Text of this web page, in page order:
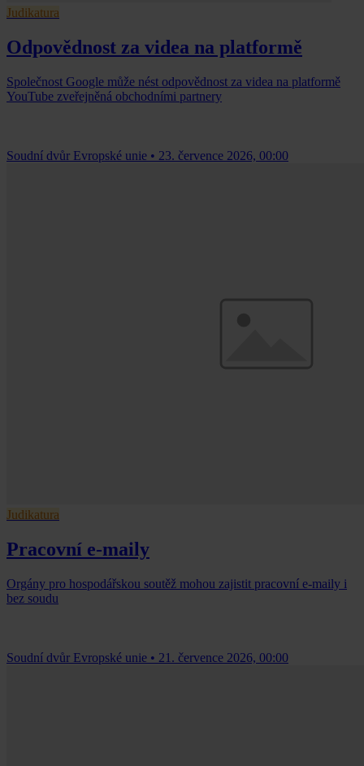
Judikatura
Odpovědnost za videa na platformě
Společnost Google může nést odpovědnost za videa na platformě
YouTube zveřejněná obchodními partnery
Soudní dvůr Evropské unie • 23. července 2026, 00:00
Judikatura
Pracovní e-maily
Orgány pro hospodářskou soutěž mohou zajistit pracovní e-maily i
bez soudu
Soudní dvůr Evropské unie • 21. července 2026, 00:00